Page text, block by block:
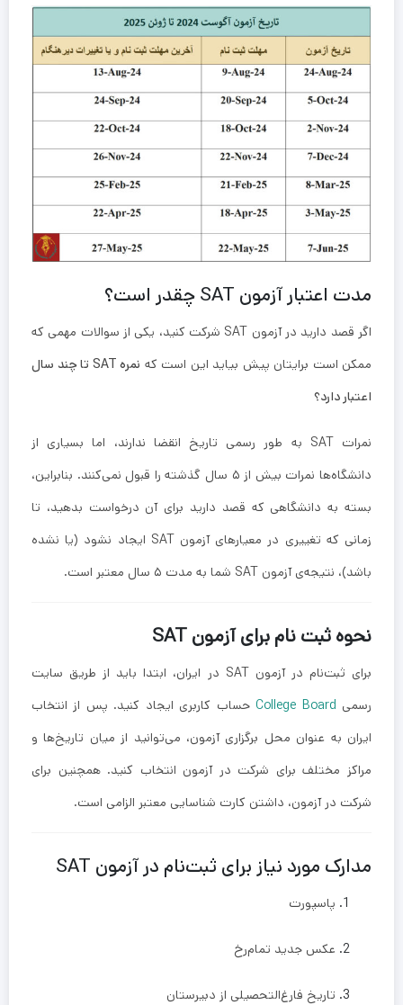
مدت اعتبار آزمون SAT چقدر است؟
اگر قصد دارید در آزمون SAT شرکت کنید، یکی از سوالات مهمی که
ممکن است برایتان پیش بیاید این است که
نمره SAT تا چند سال
اعتبار دارد؟
نمرات SAT به طور رسمی تاریخ انقضا ندارند، اما بسیاری از
دانشگاه‌ها نمرات بیش از ۵ سال گذشته را قبول نمی‌کنند. بنابراین،
بسته به دانشگاهی که قصد دارید برای آن درخواست بدهید، تا
زمانی که تغییری در معیارهای آزمون SAT ایجاد نشود (یا نشده
باشد)، نتیجه‌ی آزمون SAT شما به مدت ۵ سال معتبر است.
نحوه ثبت نام برای آزمون SAT
برای ثبت‌نام در آزمون SAT در ایران، ابتدا باید از طریق سایت
رسمی College Boardحساب کاربری ایجاد کنید. پس از انتخاب
ایران به عنوان محل برگزاری آزمون، می‌توانید از میان تاریخ‌ها و
مراکز مختلف برای شرکت در آزمون انتخاب کنید. همچنین برای
شرکت در آزمون، داشتن کارت شناسایی معتبر الزامی است.
مدارک مورد نیاز برای ثبت‌نام در آزمون SAT
پاسپورت
عکس جدید تمام‌رخ
تاریخ فارغ‌التحصیلی از دبیرستان